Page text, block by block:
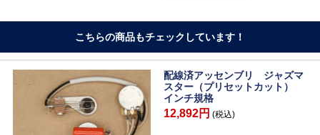
こちらの商品もチェックしています！
配線済アッセンブリ ジャズマ
スター（プリセットカット）
インチ規格
12,892円 (税込)